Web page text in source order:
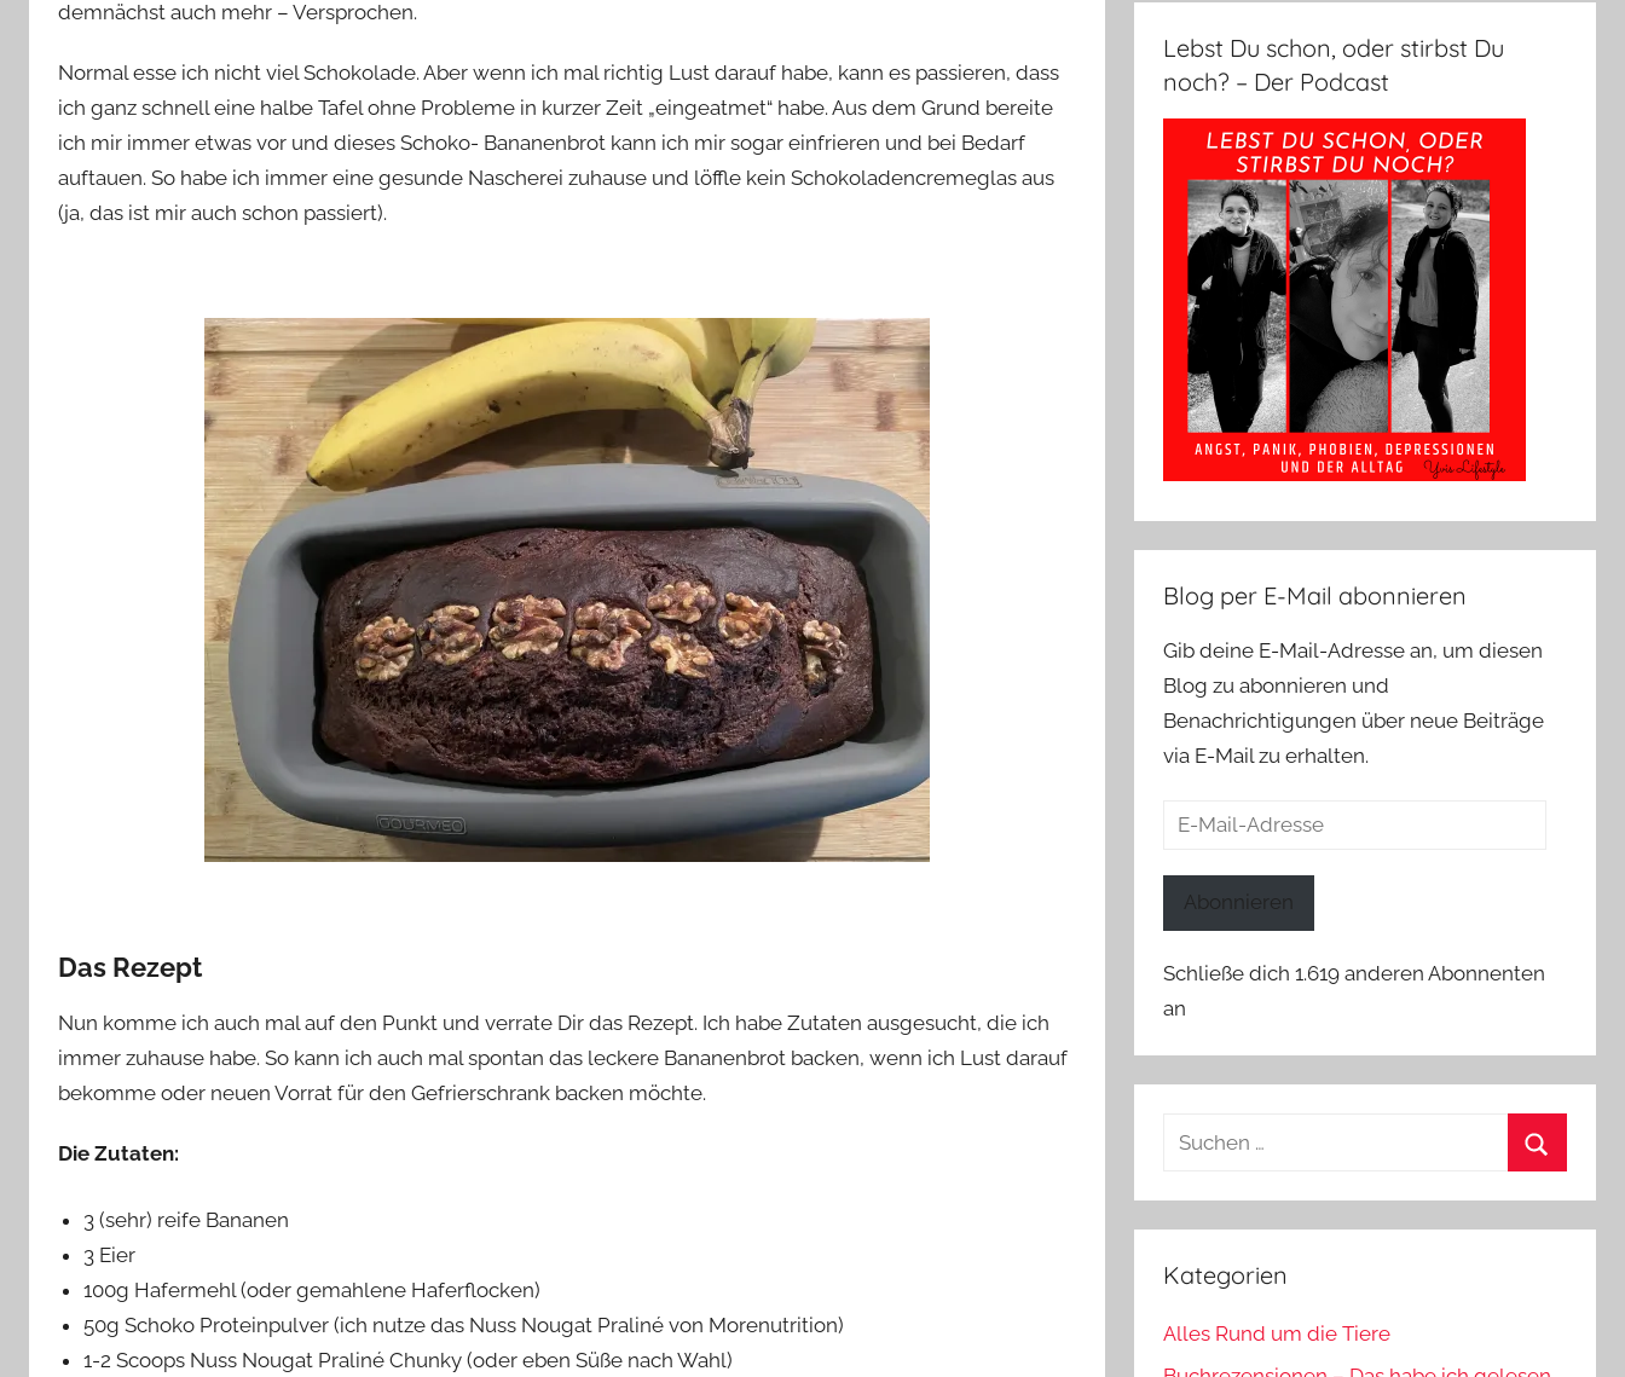
demnächst auch mehr – Versprochen.
Normal esse ich nicht viel Schokolade. Aber wenn ich mal richtig Lust darauf habe, kann es passieren, dass
ich ganz schnell eine halbe Tafel ohne Probleme in kurzer Zeit „eingeatmet“ habe. Aus dem Grund bereite
ich mir immer etwas vor und dieses Schoko- Bananenbrot kann ich mir sogar einfrieren und bei Bedarf
auftauen. So habe ich immer eine gesunde Nascherei zuhause und löffle kein Schokoladencremeglas aus
(ja, das ist mir auch schon passiert).
Das Rezept
Nun komme ich auch mal auf den Punkt und verrate Dir das Rezept. Ich habe Zutaten ausgesucht, die ich
immer zuhause habe. So kann ich auch mal spontan das leckere Bananenbrot backen, wenn ich Lust darauf
bekomme oder neuen Vorrat für den Gefrierschrank backen möchte.
Die Zutaten:
3 (sehr) reife Bananen
3 Eier
100g Hafermehl (oder gemahlene Haferflocken)
50g Schoko Proteinpulver (ich nutze das Nuss Nougat Praliné von Morenutrition)
1-2 Scoops Nuss Nougat Praliné Chunky (oder eben Süße nach Wahl)
Lebst Du schon, oder stirbst Du
noch? – Der Podcast
Blog per E-Mail abonnieren
Gib deine E-Mail-Adresse an, um diesen
Blog zu abonnieren und
Benachrichtigungen über neue Beiträge
via E-Mail zu erhalten.
E-
Abonnieren
Schließe dich 1.619 anderen Abonnenten
an
Suchen
Kategorien
Alles Rund um die Tiere